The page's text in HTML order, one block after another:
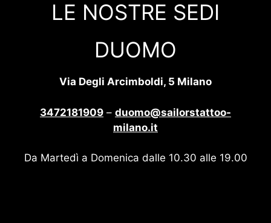
LE NOSTRE SEDI
DUOMO
Via Degli Arcimboldi, 5 Milano
3472181909 – duomo@sailorstattoo-
milano.it
Da Martedì a Domenica dalle 10.30 alle 19.00